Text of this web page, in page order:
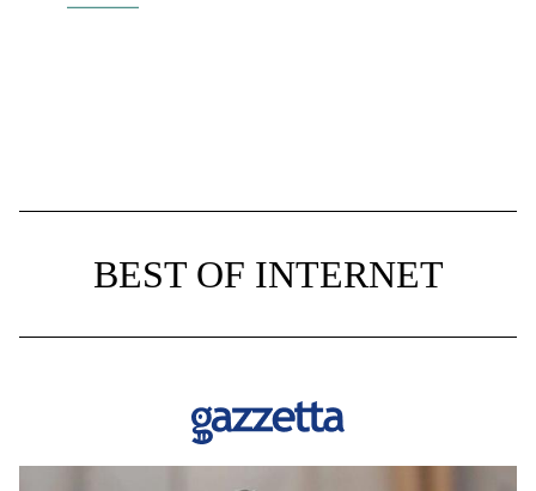
BEST OF INTERNET